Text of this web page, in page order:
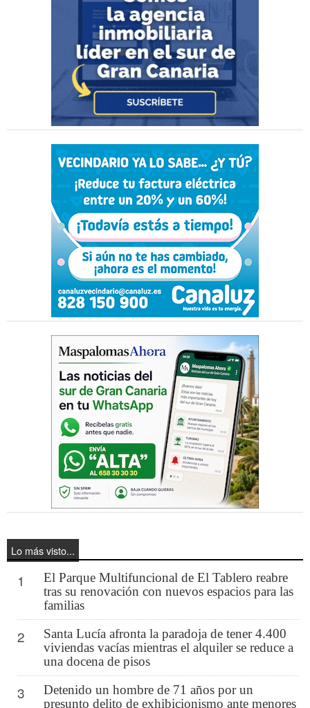
Lo más visto...
1
El Parque Multifuncional de El Tablero reabre
tras su renovación con nuevos espacios para las
familias
2
Santa Lucía afronta la paradoja de tener 4.400
viviendas vacías mientras el alquiler se reduce a
una docena de pisos
3
Detenido un hombre de 71 años por un
presunto delito de exhibicionismo ante menores